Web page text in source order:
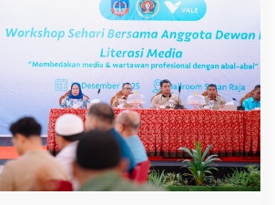
a
g
A
p
a
r
a